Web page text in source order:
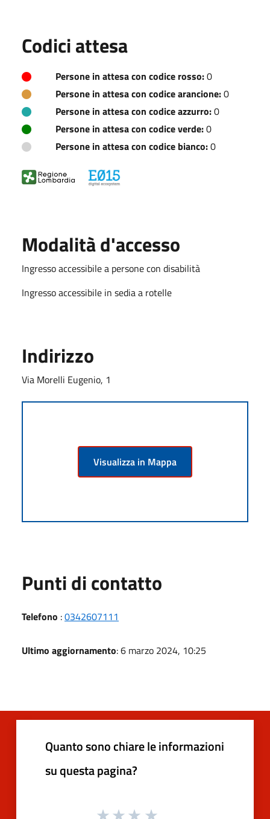
Codici attesa
Persone in attesa con codice rosso:0
Persone in attesa con codice arancione:0
Persone in attesa con codice azzurro:0
Persone in attesa con codice verde:0
Persone in attesa con codice bianco:0
Modalità d'accesso
Ingresso accessibile a persone con disabilità
Ingresso accessibile in sedia a rotelle
Indirizzo
Via Morelli Eugenio, 1
Visualizza in Mappa
Punti di contatto
Telefono :0342607111
Ultimo aggiornamento: 6 marzo 2024, 10:25
Quanto sono chiare le informazioni
su questa pagina?